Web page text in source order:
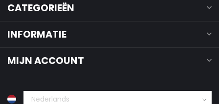
CATEGORIEËN
INFORMATIE
MIJN ACCOUNT